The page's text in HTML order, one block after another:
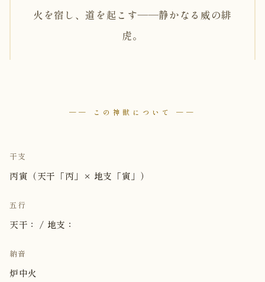
火を宿し、道を起こす——静かなる威の緋
虎。
── この神獣について ──
干支
丙寅（天干「丙」× 地支「寅」）
五行
天干： / 地支：
納音
炉中火